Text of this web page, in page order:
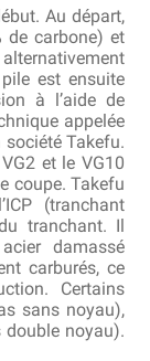
Au départ,
de carbone) et
est ensuite
à l’aide de
appelée
société Takefu.
et le VG10
coupe. Takefu
(tranchant
tranchant. Il
damassé
carburés, ce
Certains
sans noyau),
double noyau).